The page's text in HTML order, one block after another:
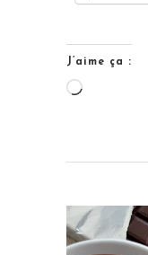
J’aime ça :